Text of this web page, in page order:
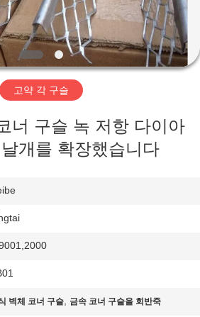
고약 각 구슬
너 구슬 녹 저항 다이아
개를 확장했습니다
벽체 코너 구슬, 금속 코너 구슬을 회반죽